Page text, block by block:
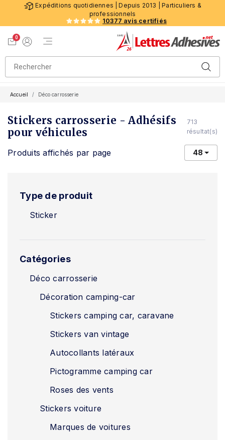
Expéditions quotidiennes | Depuis 2013 | Particuliers &
professionnels
10377 avis certifiés
0
Menu de navigation
Accueil Déco carrosserie
Stickers carrosserie - Adhésifs
pour véhicules
713
résultat(s)
Produits affichés par page 48
Type de produit
Sticker
Catégories
Déco carrosserie
Décoration camping-car
Stickers camping car, caravane
Stickers van vintage
Autocollants latéraux
Pictogramme camping car
Roses des vents
Stickers voiture
Marques de voitures